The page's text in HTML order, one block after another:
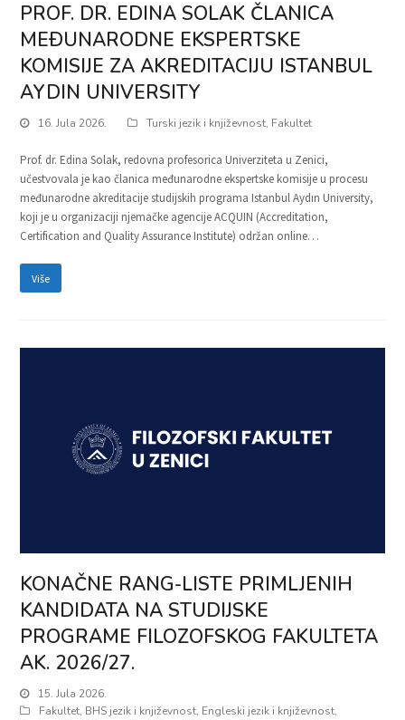
PROF. DR. EDINA SOLAK ČLANICA
MEÐUNARODNE EKSPERTSKE
KOMISIJE ZA AKREDITACIJU ISTANBUL
AYDIN UNIVERSITY
16. Jula 2026. Turski jezik i književnost, Fakultet
Prof. dr. Edina Solak, redovna profesorica Univerziteta u Zenici,
učestvovala je kao članica međunarodne ekspertske komisije u procesu
međunarodne akreditacije studijskih programa Istanbul Aydın University,
koji je u organizaciji njemačke agencije ACQUIN (Accreditation,
Certification and Quality Assurance Institute) održan online…
Više
KONAČNE RANG-LISTE PRIMLJENIH
KANDIDATA NA STUDIJSKE
PROGRAME FILOZOFSKOG FAKULTETA
AK. 2026/27.
15. Jula 2026.
Fakultet, BHS jezik i književnost, Engleski jezik i književnost,